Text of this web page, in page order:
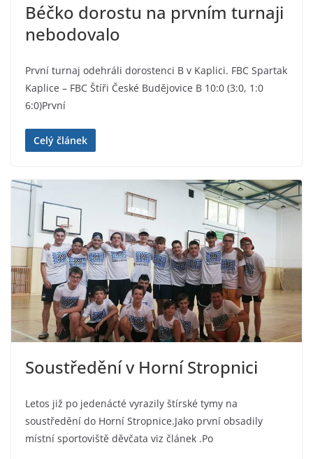
Béčko dorostu na prvním turnaji
nebodovalo
První turnaj odehráli dorostenci B v Kaplici. FBC Spartak
Kaplice – FBC Štíři České Budějovice B 10:0 (3:0, 1:0
6:0)První
Celý článek
Soustředění v Horní Stropnici
Letos již po jedenácté vyrazily štírské tymy na
soustředění do Horní Stropnice.Jako první obsadily
místní sportoviště děvčata viz článek .Po